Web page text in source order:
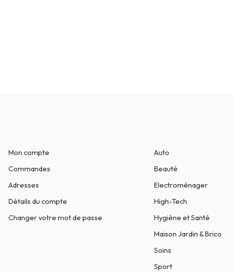
Mon compte
Commandes
Adresses
Détails du compte
Changer votre mot de passe
Auto
Beauté
Electroménager
High-Tech
Hygiène et Santé
Maison Jardin & Brico
Soins
Sport